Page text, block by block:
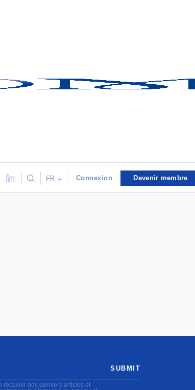
FR Connexion Devenir membre
recevoir nos derniers articles et
SUBMIT